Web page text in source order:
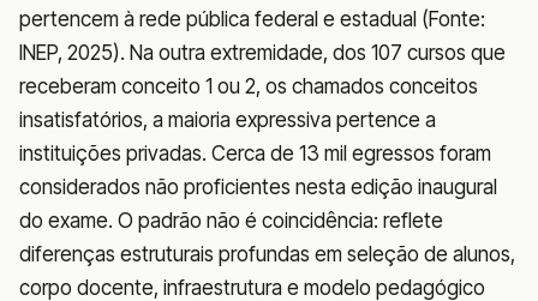
pertencem à rede pública federal e estadual (Fonte:
INEP, 2025). Na outra extremidade, dos 107 cursos que
receberam conceito 1 ou 2, os chamados conceitos
insatisfatórios, a maioria expressiva pertence a
instituições privadas. Cerca de 13 mil egressos foram
considerados não proficientes nesta edição inaugural
do exame. O padrão não é coincidência: reflete
diferenças estruturais profundas em seleção de alunos,
corpo docente, infraestrutura e modelo pedagógico